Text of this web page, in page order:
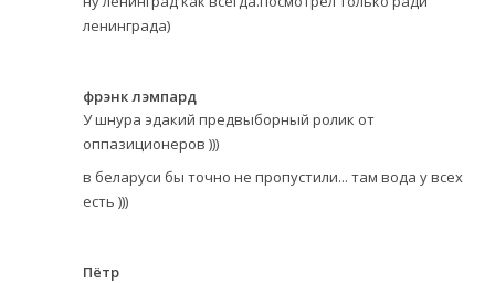
ленинграда)
фрэнк лэмпард
У шнура эдакий предвыборный ролик от
оппазиционеров )))
в беларуси бы точно не пропустили... там вода у всех
есть )))
Пётр